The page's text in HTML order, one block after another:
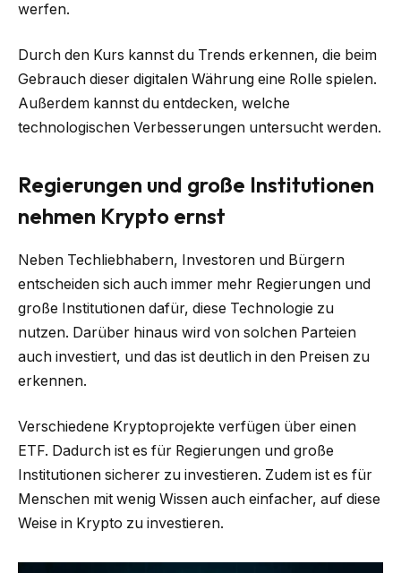
werfen.
Durch den Kurs kannst du Trends erkennen, die beim
Gebrauch dieser digitalen Währung eine Rolle spielen.
Außerdem kannst du entdecken, welche
technologischen Verbesserungen untersucht werden.
Regierungen und große Institutionen
nehmen Krypto ernst
Neben Techliebhabern, Investoren und Bürgern
entscheiden sich auch immer mehr Regierungen und
große Institutionen dafür, diese Technologie zu
nutzen. Darüber hinaus wird von solchen Parteien
auch investiert, und das ist deutlich in den Preisen zu
erkennen.
Verschiedene Kryptoprojekte verfügen über einen
ETF. Dadurch ist es für Regierungen und große
Institutionen sicherer zu investieren. Zudem ist es für
Menschen mit wenig Wissen auch einfacher, auf diese
Weise in Krypto zu investieren.